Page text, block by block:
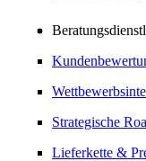
Strategische
Lieferkette &